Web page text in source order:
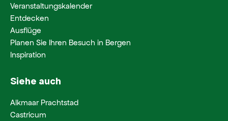
Veranstaltungskalender
Entdecken
Ausflüge
Planen Sie Ihren Besuch in Bergen
Inspiration
Siehe auch
Alkmaar Prachtstad
Castricum